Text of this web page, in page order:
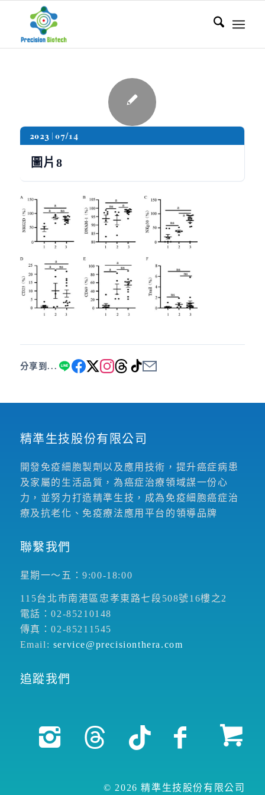
2023 07/14
圖片8
分享到...
精準生技股份有限公司
開發免疫細胞製劑以及應用技術，提升癌症病患
及家屬的生活品質，為癌症治療領域謀一份心
力，並努力打造精準生技，成為免疫細胞癌症治
療及抗老化、免疫療法應用平台的領導品牌
聯繫我們
星期一～五：9:00-18:00
115台北市南港區忠孝東路七段508號16樓之2
電話：02-85210148
傳真：02-85211545
Email: service@precisionthera.com
追蹤我們
© 2026 精準生技股份有限公司